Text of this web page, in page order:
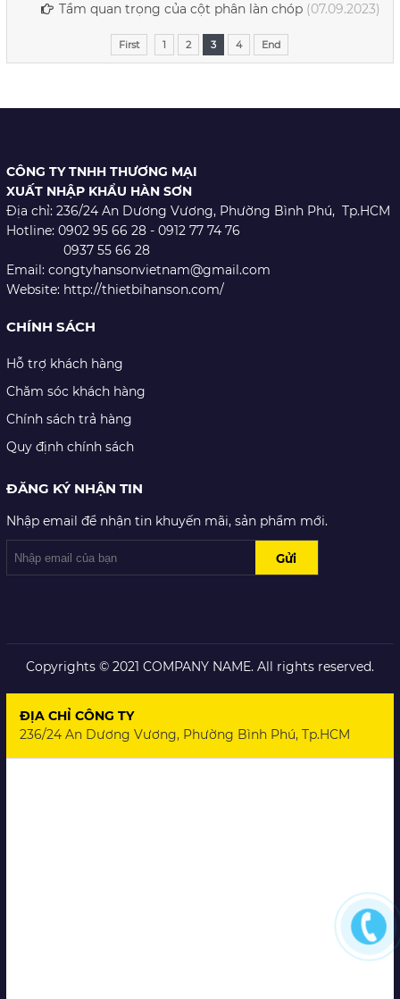
Tầm quan trọng của cột phân làn chóp(07.09.2023)
First 1 2 3 4 End
CÔNG TY TNHH THƯƠNG MẠI
XUẤT NHẬP KHẨU HÀN SƠN
Địa chỉ: 236/24 An Dương Vương, Phường Bình Phú, Tp.HCM
Hotline: 0902 95 66 28 - 0912 77 74 76
0937 55 66 28
Email: congtyhansonvietnam@gmail.com
Website: http://thietbihanson.com/
CHÍNH SÁCH
Hỗ trợ khách hàng
Chăm sóc khách hàng
Chính sách trả hàng
Quy định chính sách
ĐĂNG KÝ NHẬN TIN
Nhập email để nhận tin khuyến mãi, sản phẩm mới.
Copyrights © 2021 COMPANY NAME. All rights reserved.
ĐỊA CHỈ CÔNG TY
236/24 An Dương Vương, Phường Bình Phú, Tp.HCM